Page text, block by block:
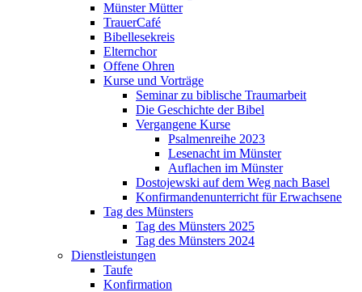
Münster Mütter
TrauerCafé
Bibellesekreis
Elternchor
Offene Ohren
Kurse und Vorträge
Seminar zu biblische Traumarbeit
Die Geschichte der Bibel
Vergangene Kurse
Psalmenreihe 2023
Lesenacht im Münster
Auflachen im Münster
Dostojewski auf dem Weg nach Basel
Konfirmandenunterricht für Erwachsene
Tag des Münsters
Tag des Münsters 2025
Tag des Münsters 2024
Dienstleistungen
Taufe
Konfirmation